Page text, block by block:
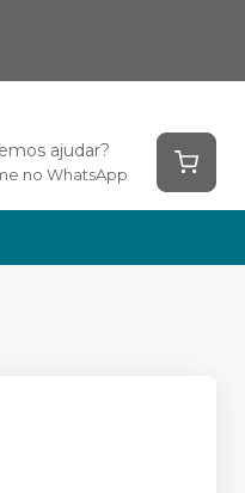
ajudar?
no WhatsApp